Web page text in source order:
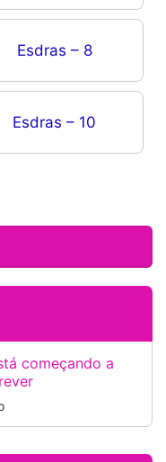
Esdras – 8
Esdras – 10
começando a